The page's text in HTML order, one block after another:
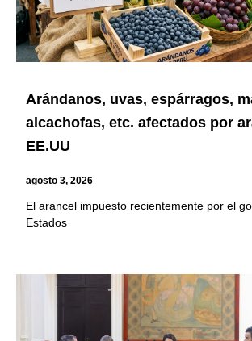
Arándanos, uvas, espárragos,
alcachofas, etc. afectados por
EE.UU
agosto 3, 2026
El arancel impuesto recientemente por el
Estados